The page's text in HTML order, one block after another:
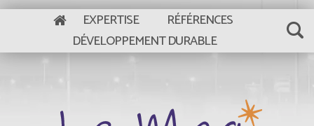
Le Mag
EXPERTISE
RÉFÉRENCES
DÉVELOPPEMENT DURABLE